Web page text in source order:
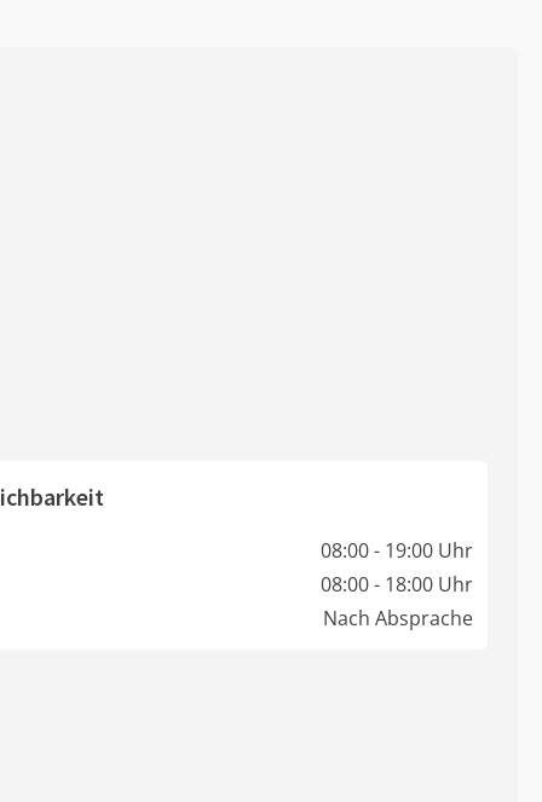
08:00 - 19:00 Uhr
08:00 - 18:00 Uhr
Nach Absprache